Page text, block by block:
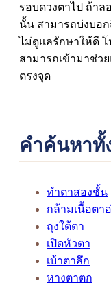
รอบดวงตาไป ถ้าล
นั้น สามารถบ่งบอก
ไม่ดูแลรักษาให้ดี โป
สามารถเข้ามาช่ว
ตรงจุด
คำค้นหาทั้
ทำตาสองชั้น
กล้ามเนื้อตา
ถุงใต้ตา
เปิดหัวตา
เบ้าตาลึก
หางตาตก